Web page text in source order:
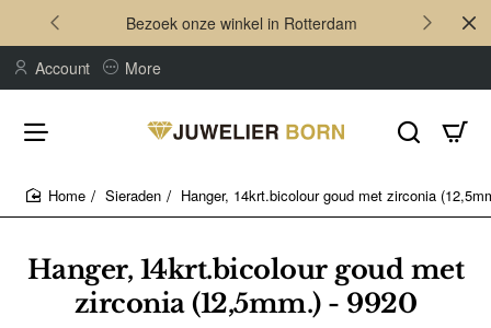
Bezoek onze winkel in Rotterdam
Account More
Hanger, 14krt.bicolour goud met
zirconia (12,5mm.) - 9920
Sieraden Hanger, 14krt.bicolour goud met zirconia